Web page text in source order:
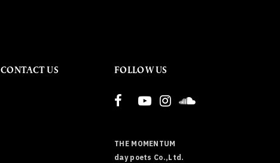
CONTACT US FOLLOW US
THE MOMENTUM
day poets Co.,Ltd.